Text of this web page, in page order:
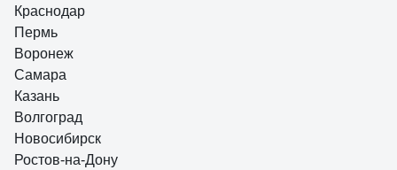
К11 Е14, с кольцом черный EPK21-04-02-K01
Алексей М.
Соотношение цена - качество в пользу патрона. Контакты
сделаны качественно.
Краснодар
Пермь
Воронеж
Самара
Казань
Волгоград
Новосибирск
Ростов-на-Дону